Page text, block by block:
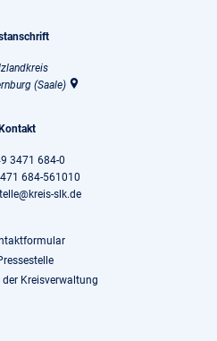
(Saale)
3471 684-0
684-561010
slk.de
Kreisverwaltung